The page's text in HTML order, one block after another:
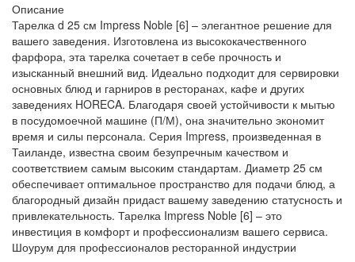
Описание
Тарелка d 25 см Impress Noble [6] – элегантное решение для
вашего заведения. Изготовлена из высококачественного
фарфора, эта тарелка сочетает в себе прочность и
изысканный внешний вид. Идеально подходит для сервировки
основных блюд и гарниров в ресторанах, кафе и других
заведениях HORECA. Благодаря своей устойчивости к мытью
в посудомоечной машине (П/М), она значительно экономит
время и силы персонала. Серия Impress, произведенная в
Таиланде, известна своим безупречным качеством и
соответствием самым высоким стандартам. Диаметр 25 см
обеспечивает оптимальное пространство для подачи блюд, а
благородный дизайн придаст вашему заведению статусность и
привлекательность. Тарелка Impress Noble [6] – это
инвестиция в комфорт и профессионализм вашего сервиса.
Шоурум для профессионалов ресторанной индустрии